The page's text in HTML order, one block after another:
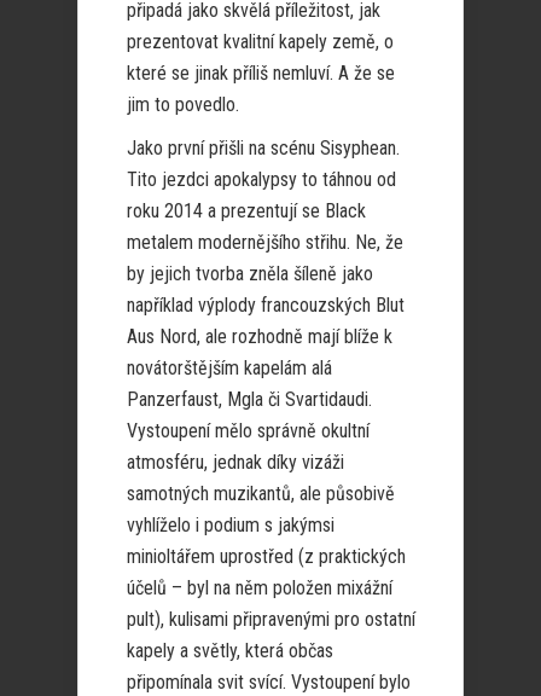
připadá jako skvělá příležitost, jak
prezentovat kvalitní kapely země, o
které se jinak příliš nemluví. A že se
jim to povedlo.
Jako první přišli na scénu Sisyphean.
Tito jezdci apokalypsy to táhnou od
roku 2014 a prezentují se Black
metalem modernějšího střihu. Ne, že
by jejich tvorba zněla šíleně jako
například výplody francouzských Blut
Aus Nord, ale rozhodně mají blíže k
novátorštějším kapelám alá
Panzerfaust, Mgla či Svartidaudi.
Vystoupení mělo správně okultní
atmosféru, jednak díky vizáži
samotných muzikantů, ale působivě
vyhlíželo i podium s jakýmsi
minioltářem uprostřed (z praktických
účelů – byl na něm položen mixážní
pult), kulisami připravenými pro ostatní
kapely a světly, která občas
připomínala svit svící. Vystoupení bylo